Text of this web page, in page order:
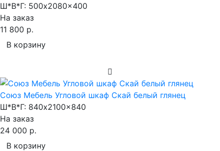
Ш*В*Г: 500x2080x400
На заказ
11 800 р.
В корзину
Союз Мебель Угловой шкаф Скай белый глянец
Ш*В*Г: 840x2100x840
На заказ
24 000 р.
В корзину